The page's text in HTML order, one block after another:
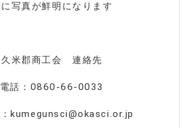
写真が鮮明になります
久米郡商工会 連絡先
電話：0860-66-0033
：kumegunsci@okasci.or.jp